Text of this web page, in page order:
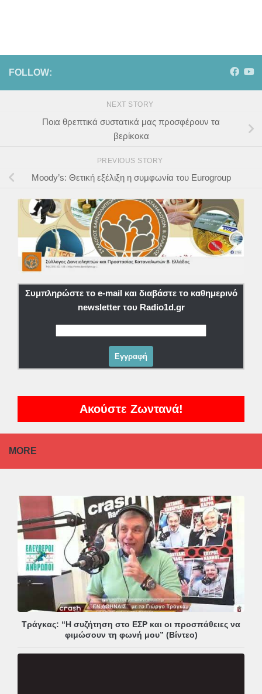
FOLLOW:
NEXT STORY
Ποια θρεπτικά συστατικά μας προσφέρουν τα
βερίκοκα
PREVIOUS STORY
Moody’s: Θετική εξέλιξη η συμφωνία του Eurogroup
Συμπληρώστε το e-mail και διαβάστε το καθημερινό
newsletter του Radio1d.gr
Ακούστε Ζωντανά!
MORE
Τράγκας: “Η συζήτηση στο ΕΣΡ και οι προσπάθειες να
φιμώσουν τη φωνή μου” (Βίντεο)